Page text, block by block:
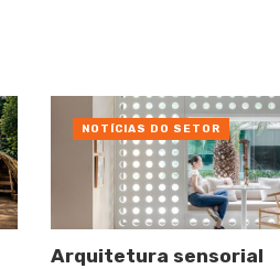
Arquitetura sensorial
NOTÍCIAS DO SETOR